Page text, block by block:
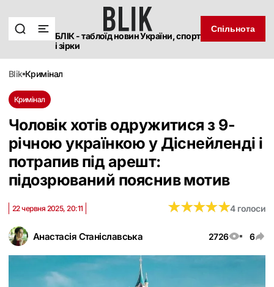
БЛІК - таблоїд новин України, спорт
і зірки
Спільнота
blik кримінал
Кримінал
Чоловік хотів одружитися з 9-
річною українкою у Діснейленді і
потрапив під арешт:
підозрюваний пояснив мотив
Анастасія Станіславська 2726 6
22 червня 2025, 20:11 ★★★★★
★★★★★4 голоси